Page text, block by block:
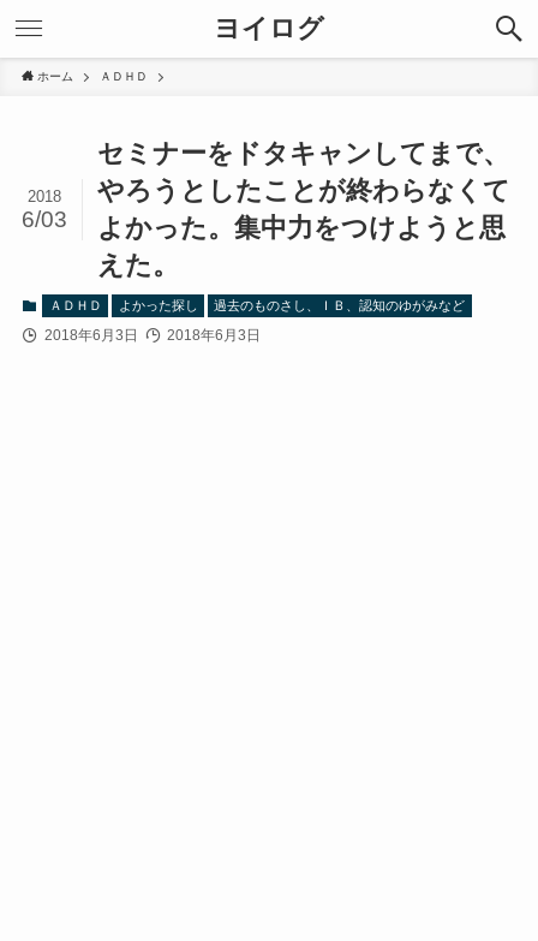
ヨイログ
ホーム ＡＤＨＤ
セミナーをドタキャンしてまで、
やろうとしたことが終わらなくて
よかった。集中力をつけようと思
えた。
2018
6/03
ＡＤＨＤ よかった探し 過去のものさし、ＩＢ、認知のゆがみなど
2018年6月3日 2018年6月3日